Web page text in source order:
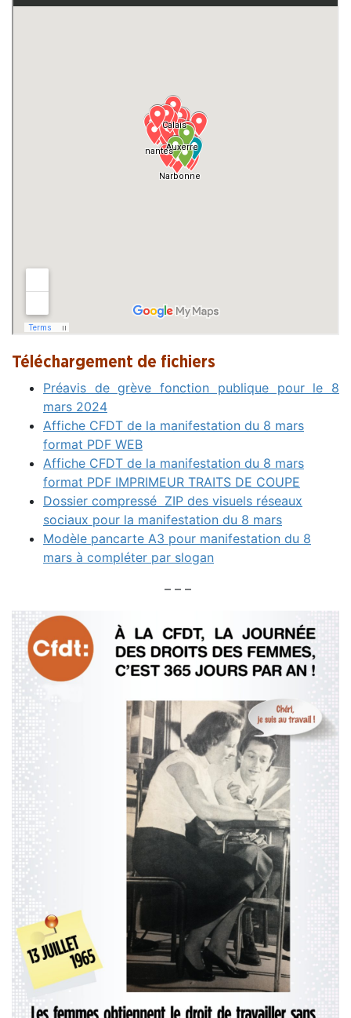
Téléchargement de fichiers
Préavis de grève fonction publique pour le 8
mars 2024
Affiche CFDT de la manifestation du 8 mars
format PDF WEB
Affiche CFDT de la manifestation du 8 mars
format PDF IMPRIMEUR TRAITS DE COUPE
Dossier compressé ZIP des visuels réseaux
sociaux pour la manifestation du 8 mars
Modèle pancarte A3 pour manifestation du 8
mars à compléter par slogan
– – –